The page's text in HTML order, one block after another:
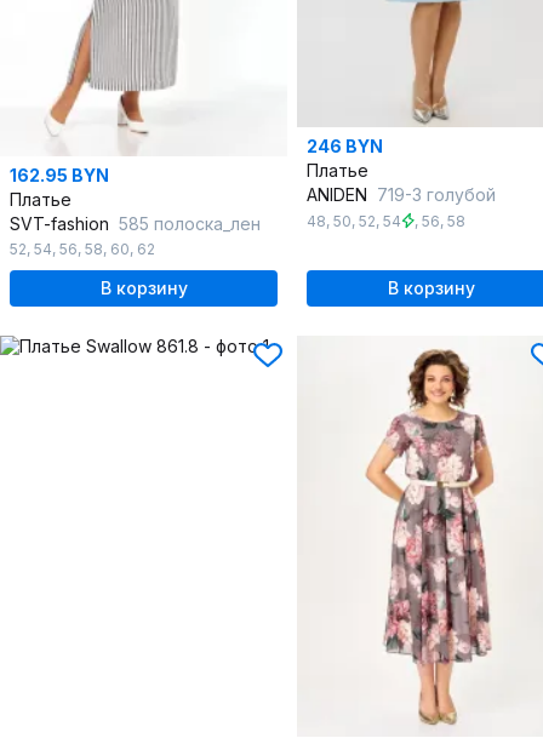
162.95 BYN
Платье
SVT-fashion 585 полоска_лен
52, 54, 56, 58, 60, 62
В корзину
246 BYN
Платье
ANIDEN 719-3 голубой
48, 50, 52, 54 , 56, 58
В корзину